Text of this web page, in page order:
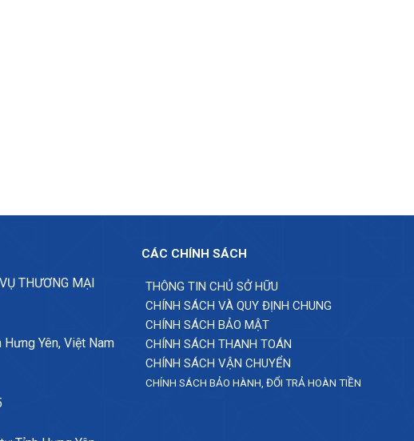
THƯƠNG MẠI
Yên, Việt Nam
CÁC CHÍNH SÁCH
THÔNG TIN CHỦ SỞ HỮU
CHÍNH SÁCH VÀ QUY ĐỊNH CHUNG
CHÍNH SÁCH BẢO MẬT
CHÍNH SÁCH THANH TOÁN
CHÍNH SÁCH VẬN CHUYỂN
CHÍNH SÁCH BẢO HÀNH, ĐỔI TRẢ HOÀN TIỀN